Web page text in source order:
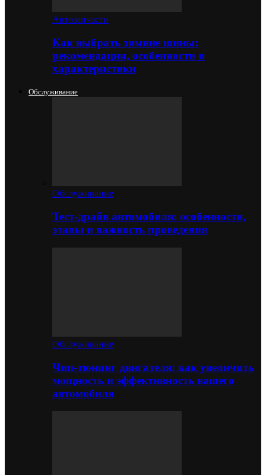
Автозапчасти
Как выбрать зимние шины:
рекомендации, особенности и
характеристики
Обслуживание
Обслуживание
Тест-драйв автомобиля: особенности,
этапы и важность проведения
Обслуживание
Чип-тюнинг двигателя: как увеличить
мощность и эффективность вашего
автомобиля